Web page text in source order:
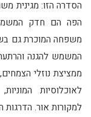
הסדרה הזו: מגינית
הפה הם חדק
משפחה המוכרת גם
המשמש להגנה
ממציצת נוזלי
לאוכלוסיות
למקורות אור. הדרגות